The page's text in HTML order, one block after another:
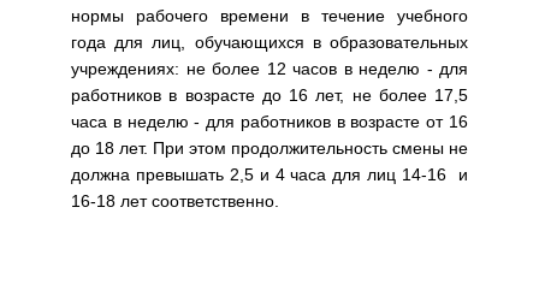
нормы рабочего времени в течение учебного
года для лиц, обучающихся в образовательных
учреждениях: не более 12 часов в неделю - для
работников в возрасте до 16 лет, не более 17,5
часа в неделю - для работников в возрасте от 16
до 18 лет. При этом продолжительность смены не
должна превышать 2,5 и 4 часа для лиц 14-16 и
16-18 лет соответственно.